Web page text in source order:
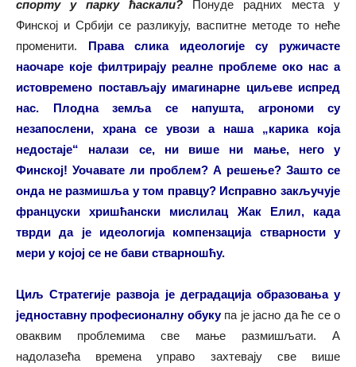
спорту у парку ћаскали? Понуде радних места у
Финској и Србији се разликују, васпитне методе то неће
променити. Права слика идеологије су ружичасте
наочаре које филтрирају реалне проблеме око нас а
истовремено постављају имагинарне циљеве испред
нас. Плодна земља се напушта, агрономи су
незапослени, храна се увози а наша „карика која
недостаје“ налази се, ни више ни мање, него у
Финској! Уочавате ли проблем? А решење? Зашто се
онда не размишља у том правцу? Исправно закључује
француски хришћански мислилац Жак Елил, када
тврди да је идеологија компензација стварности у
мери у којој се не бави стварношћу.
Циљ Стратегије развоја је деградација образовања у
једноставну професионалну обукупа је јасно да ће се о
оваквим проблемима све мање размишљати. А
надолазећа времена управо захтевају све више